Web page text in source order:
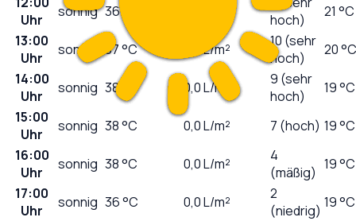
Uhr
sonnig 36°C
hoch)
21 °C
13:00
Uhr
sonnig 37°C L/m²
10 (sehr
hoch)
20 °C
14:00
Uhr
sonnig 38 °C 0,0L/m²
9 (sehr
hoch)
19 °C
15:00
Uhr
sonnig 38°C 0,0L/m² 7 (hoch) 19 °C
16:00
Uhr
sonnig 38°C 0,0L/m²
4
(mäßig) 19 °C
17:00
Uhr
sonnig 36°C 0,0L/m²
2
(niedrig) 19 °C